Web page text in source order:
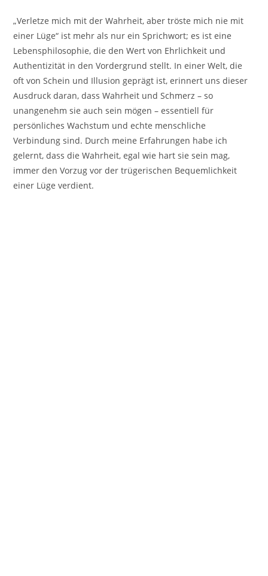
„Verletze mich mit der Wahrheit, aber tröste mich nie mit
einer Lüge“ ist mehr als nur ein Sprichwort; es ist eine
Lebensphilosophie, die den Wert von Ehrlichkeit und
Authentizität in den Vordergrund stellt. In einer Welt, die
oft von Schein und Illusion geprägt ist, erinnert uns dieser
Ausdruck daran, dass Wahrheit und Schmerz – so
unangenehm sie auch sein mögen – essentiell für
persönliches Wachstum und echte menschliche
Verbindung sind. Durch meine Erfahrungen habe ich
gelernt, dass die Wahrheit, egal wie hart sie sein mag,
immer den Vorzug vor der trügerischen Bequemlichkeit
einer Lüge verdient.